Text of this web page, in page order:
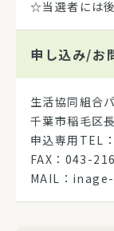
☆当選者には
申し込み/お
生活協同組合
千葉市稲毛区
申込専用TEL
FAX：043-
MAIL：